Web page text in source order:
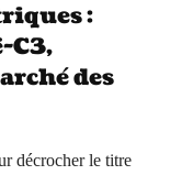
:
C3,
des
décrocher le titre